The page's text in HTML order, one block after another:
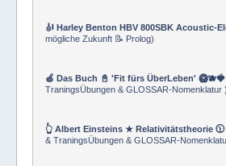
🎻 Harley Benton HBV 800SBK
mögliche Zukunft 📝 Prolog)
🍏 Das Buch 📓 'Fit fürs ÜberLeben'
TraningsÜbungen & GLOSSAR-Nomenklatur)
👆 Albert Einsteins ★ Relativitätstheorie
& TraningsÜbungen & GLOSSAR-